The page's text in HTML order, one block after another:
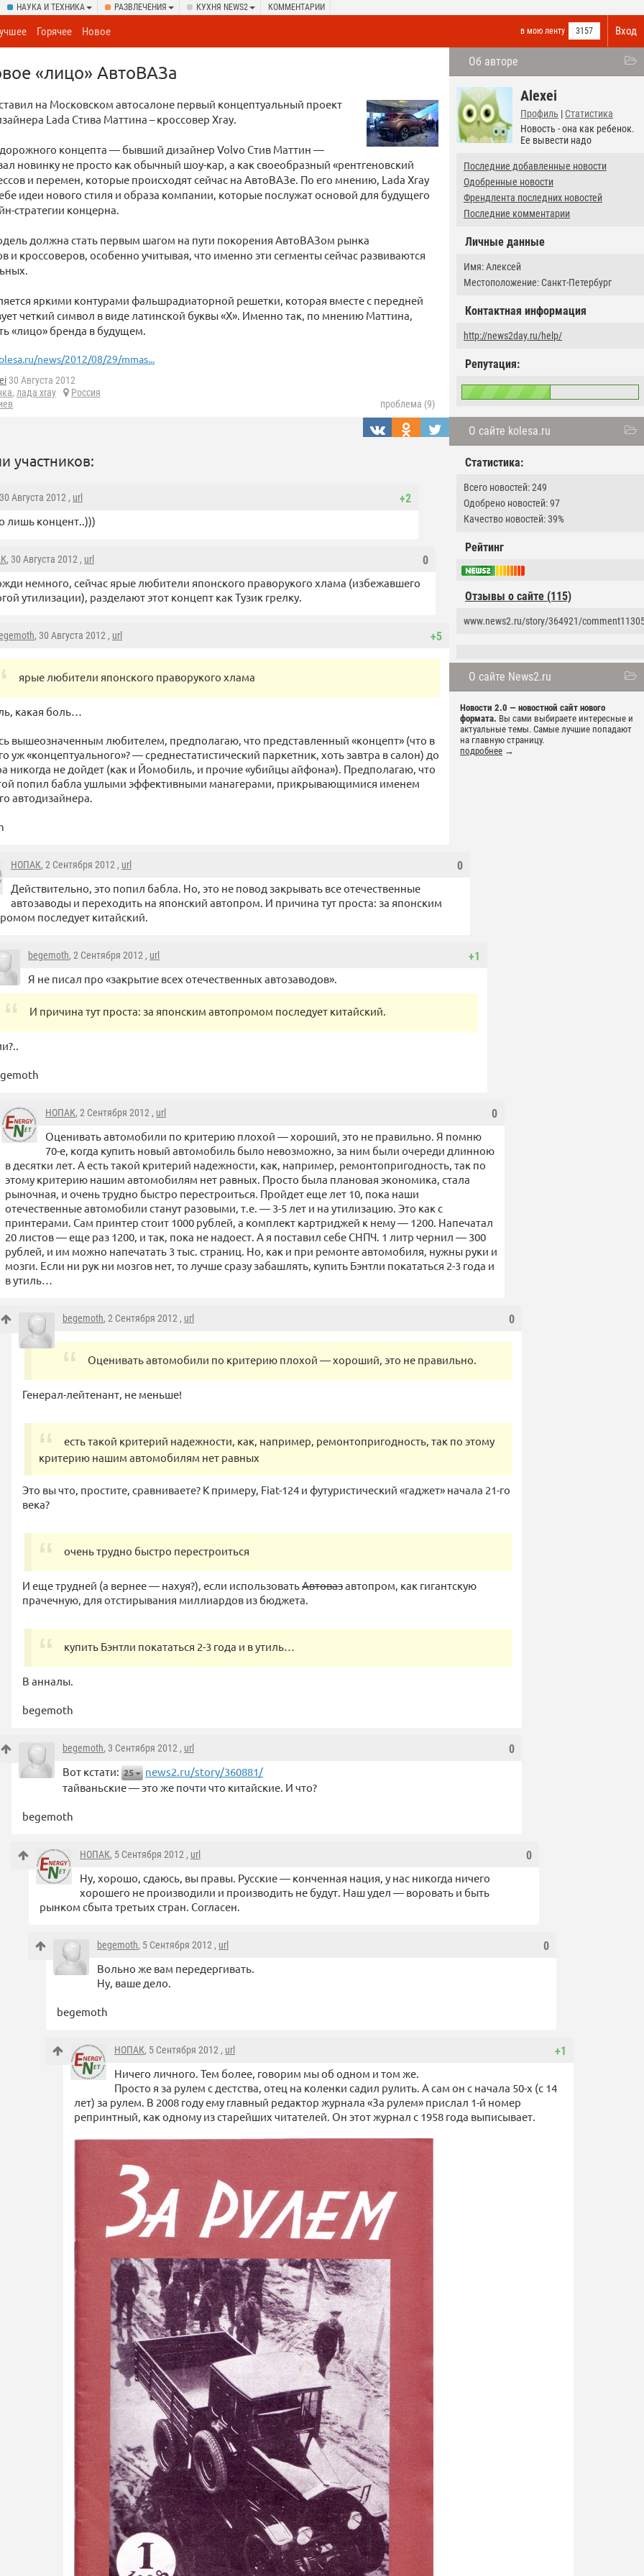
НАУКА И ТЕХНИКА РАЗВЛЕЧЕНИЯ КУХНЯ NEWS2 КОММЕНТАРИИ
Вход
в мою ленту 3157
Горячее Новое
Об авторе
Alexei
Профиль | Статистика
Новость - она как ребенок.
Ее вывести надо
Последние добавленные новости
Одобренные новости
Френдлента последних новостей
Последние комментарии
Личные данные
Имя: Алексей
Местоположение: Санкт-Петербург
Контактная информация
http://news2day.ru/help/
Репутация:
О сайте kolesa.ru
Статистика:
Всего новостей: 249
Одобрено новостей: 97
Качество новостей: 39%
Рейтинг
Отзывы о сайте (115)
www.news2.ru/story/364921/
О сайте News2.ru
Новости 2.0 — новостной сайт нового
формата. Вы сами выбираете интересные и
актуальные темы. Самые лучшие попадают
на главную страницу.
подробнее →
«лицо» АвтоВАЗа
на Московском автосалоне первый концептуальный проект
Lada Стива Маттина – кроссовер Xray.
концепта — бывший дизайнер Volvo Стив Маттин —
новинку не просто как обычный шоу-кар, а как своеобразный «рентгеновский
и перемен, которые происходят сейчас на АвтоВАЗе. По его мнению, Lada Xray
идеи нового стиля и образа компании, которые послужат основой для будущего
стратегии концерна.
должна стать первым шагом на пути покорения АвтоВАЗом рынка
и кроссоверов, особенно учитывая, что именно эти сегменты сейчас развиваются
яркими контурами фальшрадиаторной решетки, которая вместе с передней
четкий символ в виде латинской буквы «X». Именно так, по мнению Маттина,
«лицо» бренда в будущем.
news/2012/08/29/mmas...
30 Августа 2012
, лада xray
Россия
проблема (9)
участников:
+2
Августа 2012 , url
лишь концент..)))
0
, 30 Августа 2012 , url
немного, сейчас ярые любители японского праворукого хлама (избежавшего
утилизации), разделают этот концепт как Тузик грелку.
+5
, 30 Августа 2012 , url
ярые любители японского праворукого хлама
какая боль…
вышеозначенным любителем, предполагаю, что представленный «концепт» (что в
уж «концептуального»? — среднестатистический паркетник, хоть завтра в салон) до
никогда не дойдет (как и Йомобиль, и прочие «убийцы айфона»). Предполагаю, что
попил бабла ушлыми эффективными манагерами, прикрывающимися именем
автодизайнера.
0
НОПАК, 2 Сентября 2012 , url
Действительно, это попил бабла. Но, это не повод закрывать все отечественные
автозаводы и переходить на японский автопром. И причина тут проста: за японским
последует китайский.
+1
begemoth, 2 Сентября 2012 , url
Я не писал про «закрытие всех отечественных автозаводов».
И причина тут проста: за японским автопромом последует китайский.
0
НОПАК, 2 Сентября 2012 , url
Оценивать автомобили по критерию плохой — хороший, это не правильно. Я помню
70-е, когда купить новый автомобиль было невозможно, за ним были очереди длинною
в десятки лет. А есть такой критерий надежности, как, например, ремонтопригодность, так по
этому критерию нашим автомобилям нет равных. Просто была плановая экономика, стала
рыночная, и очень трудно быстро перестроиться. Пройдет еще лет 10, пока наши
отечественные автомобили станут разовыми, т.е. — 3-5 лет и на утилизацию. Это как с
принтерами. Сам принтер стоит 1000 рублей, а комплект картриджей к нему — 1200. Напечатал
20 листов — еще раз 1200, и так, пока не надоест. А я поставил себе СНПЧ. 1 литр чернил — 300
рублей, и им можно напечатать 3 тыс. страниц. Но, как и при ремонте автомобиля, нужны руки и
мозги. Если ни рук ни мозгов нет, то лучше сразу забашлять, купить Бэнтли покататься 2-3 года и
в утиль…
0
begemoth, 2 Сентября 2012 , url
Оценивать автомобили по критерию плохой — хороший, это не правильно.
Генерал-лейтенант, не меньше!
есть такой критерий надежности, как, например, ремонтопригодность, так по этому
критерию нашим автомобилям нет равных
Это вы что, простите, сравниваете? К примеру, Fiat-124 и футуристический «гаджет» начала 21-го
века?
очень трудно быстро перестроиться
И еще трудней (а вернее — нахуя?), если использоватьАвтовазавтопром, как гигантскую
прачечную, для отстирывания миллиардов из бюджета.
купить Бэнтли покататься 2-3 года и в утиль…
В анналы.
begemoth
0
begemoth, 3 Сентября 2012 , url
Вот кстати: 25
news2.ru/story/360881/
тайваньские — это же почти что китайские. И что?
begemoth
0
НОПАК, 5 Сентября 2012 , url
Ну, хорошо, сдаюсь, вы правы. Русские — конченная нация, у нас никогда ничего
хорошего не производили и производить не будут. Наш удел — воровать и быть
рынком сбыта третьих стран. Согласен.
0
begemoth, 5 Сентября 2012 , url
Вольно же вам передергивать.
Ну, ваше дело.
begemoth
+1
НОПАК, 5 Сентября 2012 , url
Ничего личного. Тем более, говорим мы об одном и том же.
Просто я за рулем с дестства, отец на коленки садил рулить. А сам он с начала 50-х (с 14
лет) за рулем. В 2008 году ему главный редактор журнала «За рулем» прислал 1-й номер
репринтный, как одному из старейших читателей. Он этот журнал с 1958 года выписывает.